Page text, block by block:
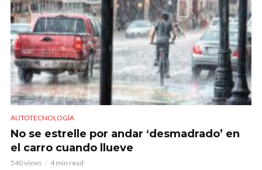
AUTOTECNOLOGÍA
No se estrelle por andar ‘desmadrado’ en
el carro cuando llueve
540 views 4 min read